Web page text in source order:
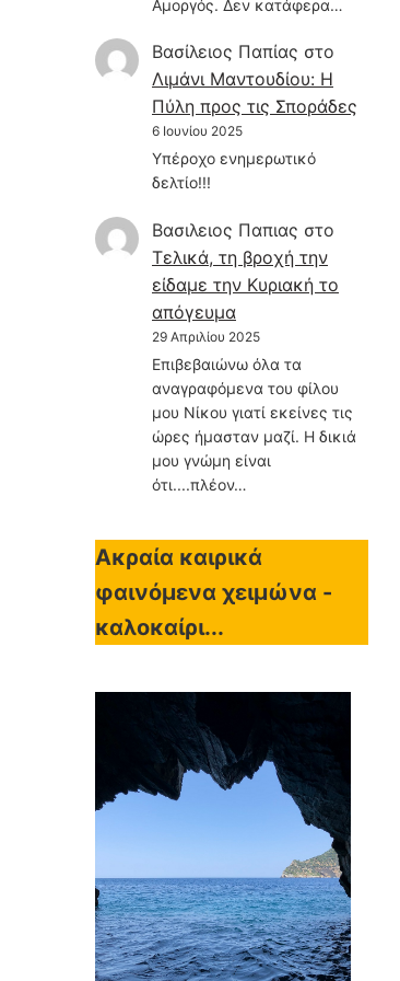
Αμοργός. Δεν κατάφερα…
Βασίλειος Παπίας στο
Λιμάνι Μαντουδίου: Η
Πύλη προς τις Σποράδες
6 Ιουνίου 2025
Υπέροχο ενημερωτικό
δελτίο!!!
Βασιλειος Παπιας στο
Τελικά, τη βροχή την
είδαμε την Κυριακή το
απόγευμα
29 Απριλίου 2025
Επιβεβαιώνω όλα τα
αναγραφόμενα του φίλου
μου Νίκου γιατί εκείνες τις
ώρες ήμασταν μαζί. Η δικιά
μου γνώμη είναι
ότι....πλέον…
Ακραία καιρικά
φαινόμενα χειμώνα -
καλοκαίρι...